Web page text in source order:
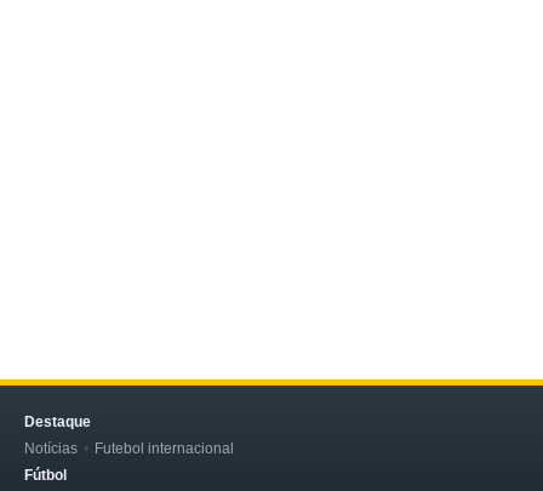
Destaque
Notícias
Futebol internacional
Fútbol